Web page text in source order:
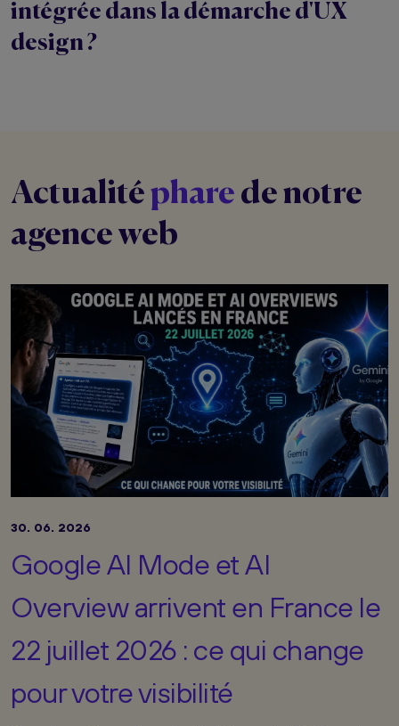
intégrée dans la démarche d'UX
design ?
Actualitéphare de notre
agence web
30. 06. 2026
Google AI Mode et AI
Overview arrivent en France le
22 juillet 2026 : ce qui change
pour votre visibilité